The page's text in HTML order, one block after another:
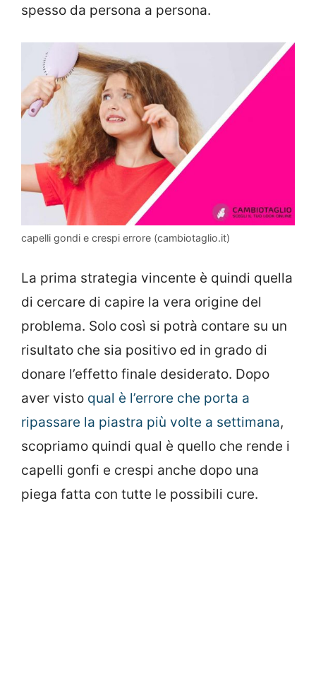
spesso da persona a persona.
capelli gondi e crespi errore (cambiotaglio.it)
La prima strategia vincente è quindi quella
di cercare di capire la vera origine del
problema. Solo così si potrà contare su un
risultato che sia positivo ed in grado di
donare l’effetto finale desiderato. Dopo
aver visto qual è l’errore che porta a
ripassare la piastra più volte a settimana,
scopriamo quindi qual è quello che rende i
capelli gonfi e crespi anche dopo una
piega fatta con tutte le possibili cure.